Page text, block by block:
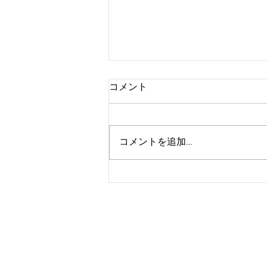
ハイトーン
コメント
コメントを追加…